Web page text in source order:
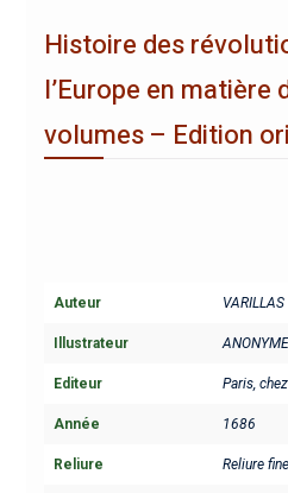
Histoire des
l’Europe en matière
volumes – Edition
Auteur VARILLAS
Illustrateur ANONYME
Editeur Paris,
Année 1686
Reliure Reliure fine